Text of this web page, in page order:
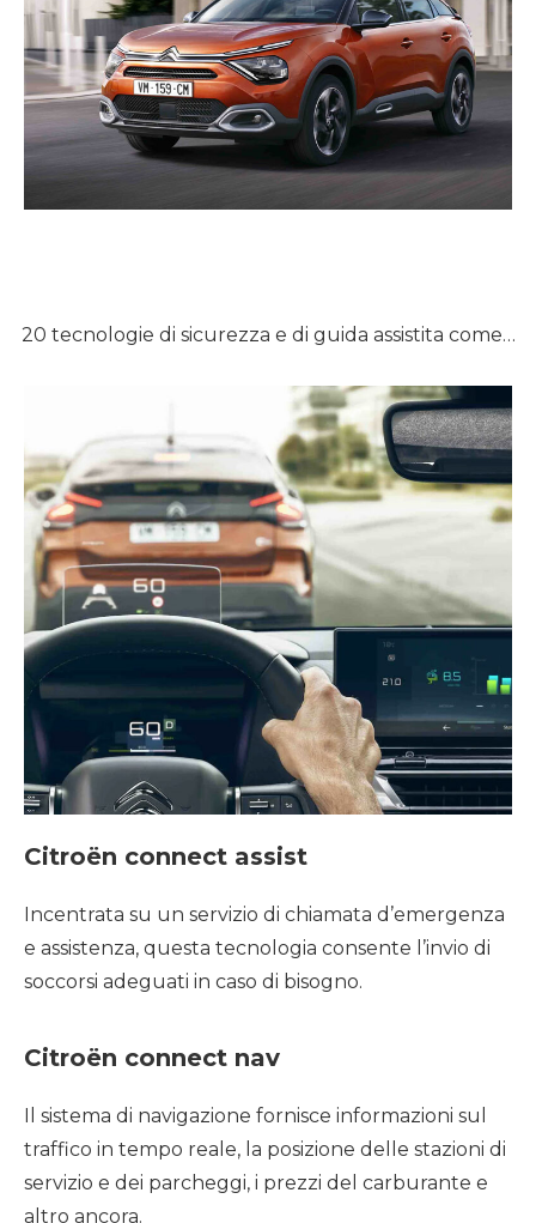
20 tecnologie di sicurezza e di guida assistita come…
Citroën connect assist
Incentrata su un servizio di chiamata d’emergenza
e assistenza, questa tecnologia consente l’invio di
soccorsi adeguati in caso di bisogno.
Citroën connect nav
Il sistema di navigazione fornisce informazioni sul
traffico in tempo reale, la posizione delle stazioni di
servizio e dei parcheggi, i prezzi del carburante e
altro ancora.